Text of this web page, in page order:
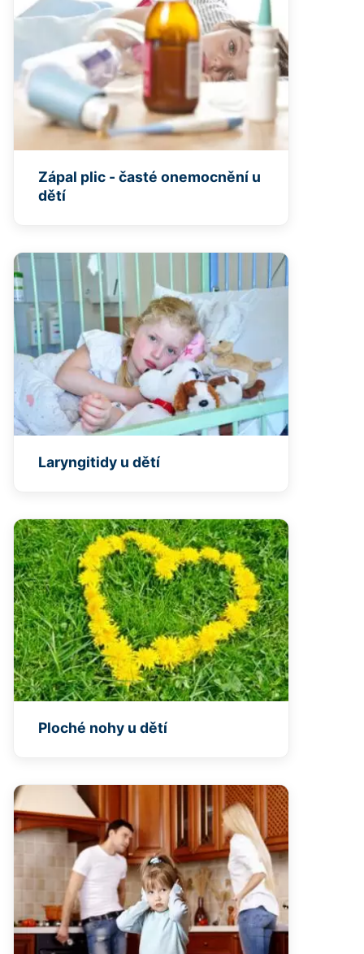
Zápal plic - časté onemocnění u
dětí
Laryngitidy u dětí
Ploché nohy u dětí